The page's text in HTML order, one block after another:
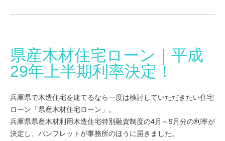
県産木材住宅ローン｜平成
29年上半期利率決定！
兵庫県で木造住宅を建てるなら一度は検討していただきたい住宅
ローン「県産木材住宅ローン」。
兵庫県県産木材利用木造住宅特別融資制度の4月～9月分の利率が
決定し、パンフレットが事務所のほうに届きました。